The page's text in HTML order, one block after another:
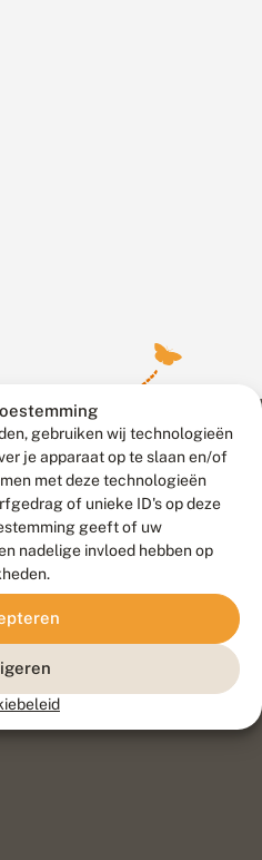
gebruiken wij technologieën
je apparaat op te slaan en/of
met deze technologieën
of unieke ID's op deze
geeft of uw
nadelige invloed hebben op
Go2People
, ontworpen door
Agency